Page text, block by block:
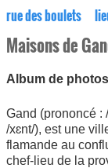
rue des boulets
Maisons de
Album de
Gand (prononcé :
/xɛnt/), est une
flamande au
chef-lieu de la